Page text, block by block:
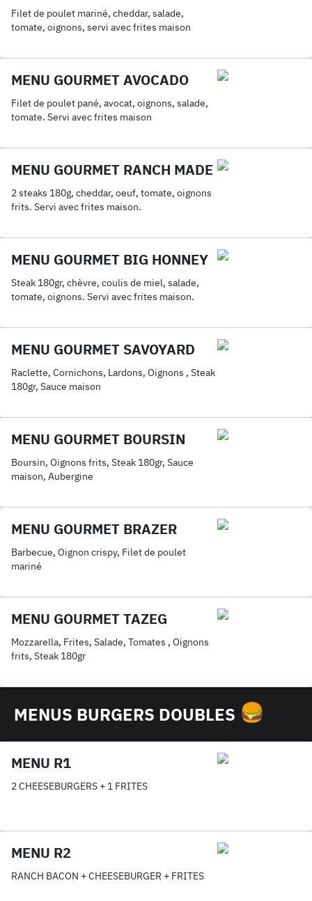
Filet de poulet mariné, cheddar, salade,
tomate, oignons, servi avec frites maison
MENU GOURMET AVOCADO
Filet de poulet pané, avocat, oignons, salade,
tomate. Servi avec frites maison
MENU GOURMET RANCH MADE
2 steaks 180g, cheddar, oeuf, tomate, oignons
frits. Servi avec frites maison.
MENU GOURMET BIG HONNEY
Steak 180gr, chèvre, coulis de miel, salade,
tomate, oignons. Servi avec frites maison.
MENU GOURMET SAVOYARD
Raclette, Cornichons, Lardons, Oignons , Steak
180gr, Sauce maison
MENU GOURMET BOURSIN
Boursin, Oignons frits, Steak 180gr, Sauce
maison, Aubergine
MENU GOURMET BRAZER
Barbecue, Oignon crispy, Filet de poulet
mariné
MENU GOURMET TAZEG
Mozzarella, Frites, Salade, Tomates , Oignons
frits, Steak 180gr
MENUS BURGERS DOUBLES
MENU R1
2 CHEESEBURGERS + 1 FRITES
MENU R2
RANCH BACON + CHEESEBURGER + FRITES